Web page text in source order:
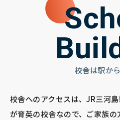
校舎は駅か
校舎へのアクセスは、JR三河
が育英の校舎なので、ご家族